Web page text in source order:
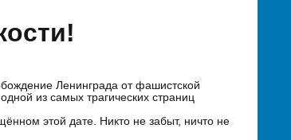
Ленинграда от фашистской
из самых трагических страниц
этой дате. Никто не забыт, ничто не